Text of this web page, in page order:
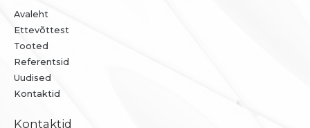
Avaleht
Ettevõttest
Tooted
Referentsid
Uudised
Kontaktid
Kontaktid